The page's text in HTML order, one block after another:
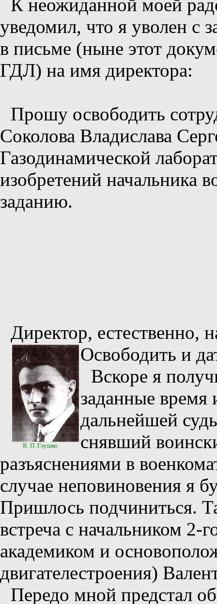
К неожиданной моей
уведомил, что я уволен с
в письме (ныне этот
ГДЛ) на имя директора:
Прошу освободить
Соколова Владислава
Газодинамической
изобретений
заданию.
Директор, естественно,
Освободить и
В. П. Глушко
Вскоре я
заданные время
дальнейшей
снявший
разъяснениями в
случае неповиновения я
Пришлось подчиниться.
встреча с начальником 2-
академиком и
двигателестроения)
Передо мной предстал